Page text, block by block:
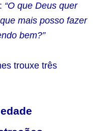
“O que Deus quer
mais posso fazer
bem?”
trouxe três